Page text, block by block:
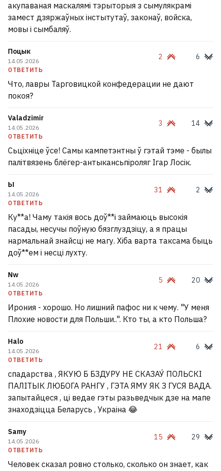
акупаваная маскалямі тэрыторыя з сымулякрамі
замест дзяржаўных інстытутаў, законаў, войска,
мовы і сымбаляў.
Поцык
14.05.2026
ОТВЕТИТЬ
2 6
Что, лавры Тарговицкой конфедерации не дают
покоя?
Valadzimir
14.05.2026
ОТВЕТИТЬ
3 14
Сьціхніце ўсе! Самы кампетэнтны ў гэтай тэме - былы
палітвязень блёгер-антыкансьпіроляг Ігар Лосік.
Ы
14.05.2026
ОТВЕТИТЬ
31 2
Ку**а! Чаму такія вось доў**і займаюць высокія
пасады, несучы поўную бязглуздзіцу, а я працы
нармальнай знайсці не магу. Хіба варта таксама быць
доў**ем і несці лухту.
Nw
14.05.2026
ОТВЕТИТЬ
5 20
Ирония - хорошо. Но лишний пафос ни к чему. "У меня
Плохие новости для Польши..". Кто ты, а кто Польша?
Halo
14.05.2026
ОТВЕТИТЬ
21 6
спадарства , ЯКУЮ Б БЗДУРУ НЕ СКАЗАУ́ ПОЛЬСКІ
ПАЛІТЫК ЛЮБОГА РАНГУ , ГЭТА ЯМУ ЯК З ГУСЯ ВАДА.
запытайцеся , ці ведае гэты разьведчык дзе на мапе
знаходзіцца Беларусь , Украіна 😂
Samy
14.05.2026
ОТВЕТИТЬ
15 29
Человек сказал ровно столько, сколько он знает, как